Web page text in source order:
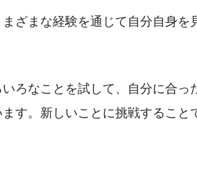
ざまな経験を通じて自分自身
ろなことを試して、自分に合っ
す。新しいことに挑戦するこ